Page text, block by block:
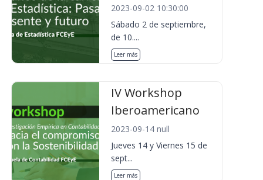
2023-09-02 10:30:00
Sábado 2 de septiembre,
de 10....
Leer más
IV Workshop
Iberoamericano
2023-09-14 null
Jueves 14 y Viernes 15 de
sept...
Leer más